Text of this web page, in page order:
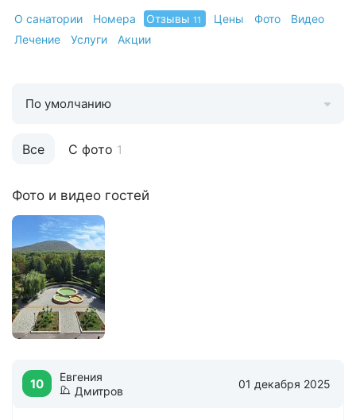
О санатории Номера Отзывы 11 Цены Фото
Видео
Лечение
Услуги Акции
Все С фото 1
По умолчанию
Фото и видео гостей
10
Евгения
Дмитров
01 декабря 2025